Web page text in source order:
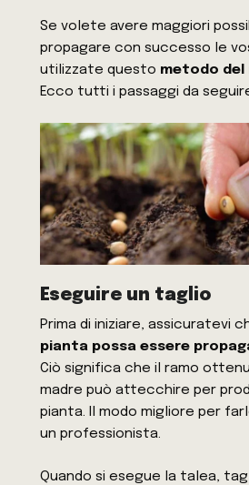
Se volete avere maggiori
propagare con successo le
utilizzate questo metodo del
Ecco tutti i passaggi da
Eseguire un taglio
Prima di iniziare, assicuratevi
pianta possa essere
Ciò significa che il ramo
madre può attecchire per
pianta. Il modo migliore per
un professionista.
Quando si esegue la talea,